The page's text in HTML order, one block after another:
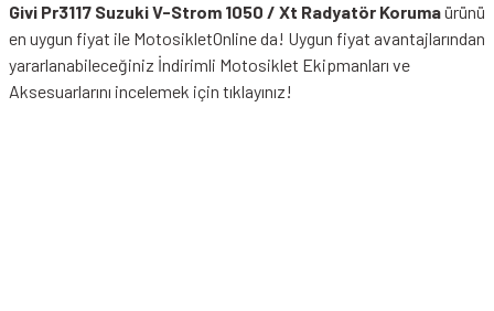
Givi Pr3117 Suzuki V-Strom 1050 / Xt Radyatör Korumaürünü
en uygun fiyat ile MotosikletOnline da! Uygun fiyat avantajlarından
yararlanabileceğiniz İndirimli Motosiklet Ekipmanları ve
Aksesuarlarını incelemek için tıklayınız!